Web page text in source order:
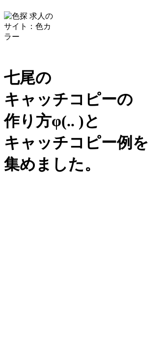
七尾の
キャッチコピーの
作り方φ(.. )と
キャッチコピー例を
集めました。